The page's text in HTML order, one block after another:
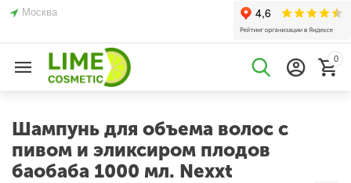
Москва
0
Шампунь для объема волос c
пивом и эликсиром плодов
баобаба 1000 мл. Nexxt